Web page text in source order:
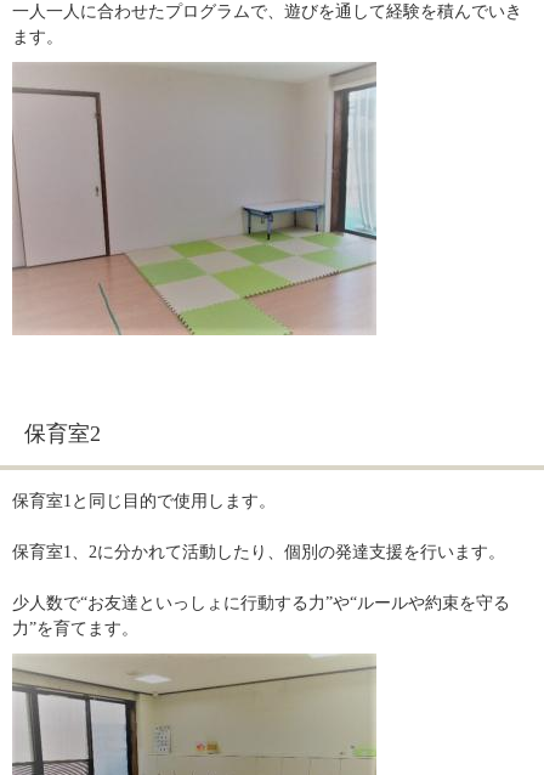
一人一人に合わせたプログラムで、遊びを通して経験を積んでいき
ます。
保育室2
保育室1と同じ目的で使用します。
保育室1、2に分かれて活動したり、個別の発達支援を行います。
少人数で“お友達といっしょに行動する力”や“ルールや約束を守る
力”を育てます。